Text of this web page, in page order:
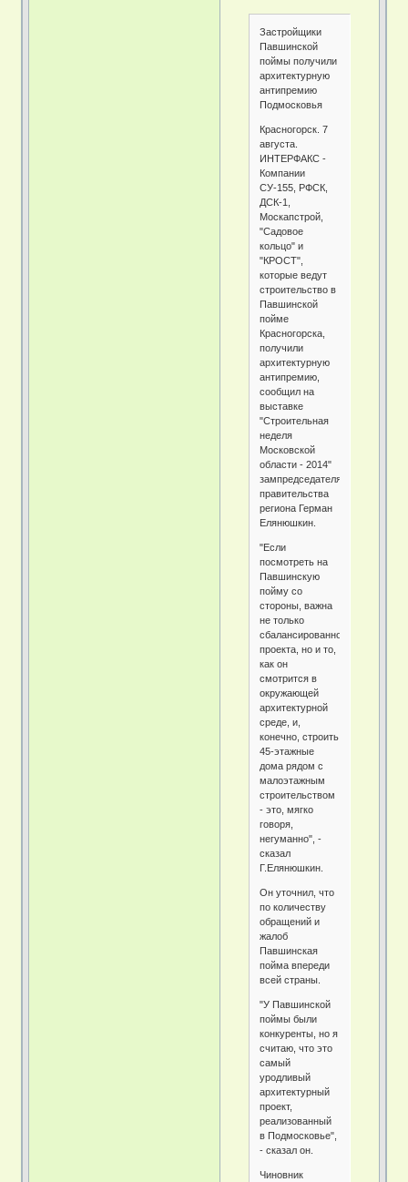
Застройщики
Павшинской
поймы получили
архитектурную
антипремию
Подмосковья
Красногорск. 7
августа.
ИНТЕРФАКС -
Компании
СУ-155, РФСК,
ДСК-1,
Москапстрой,
"Садовое
кольцо" и
"КРОСТ",
которые ведут
строительство в
Павшинской
пойме
Красногорска,
получили
архитектурную
антипремию,
сообщил на
выставке
"Строительная
неделя
Московской
области - 2014"
зампредседателя
правительства
региона Герман
Елянюшкин.
"Если
посмотреть на
Павшинскую
пойму со
стороны, важна
не только
сбалансированность
проекта, но и то,
как он
смотрится в
окружающей
архитектурной
среде, и,
конечно, строить
45-этажные
дома рядом с
малоэтажным
строительством
- это, мягко
говоря,
негуманно", -
сказал
Г.Елянюшкин.
Он уточнил, что
по количеству
обращений и
жалоб
Павшинская
пойма впереди
всей страны.
"У Павшинской
поймы были
конкуренты, но я
считаю, что это
самый
уродливый
архитектурный
проект,
реализованный
в Подмосковье",
- сказал он.
Чиновник